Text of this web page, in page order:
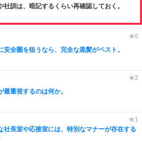
社訓は、暗記するくらい再確認しておく。
安全圏を狙うなら、完全な黒髪がベスト。
最重視するのは何か。
社長室や応接室には、特別なマナーが存在する